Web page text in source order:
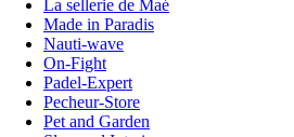
La sellerie de Maé
Made in Paradis
Nauti-wave
On-Fight
Padel-Expert
Pecheur-Store
Pet and Garden